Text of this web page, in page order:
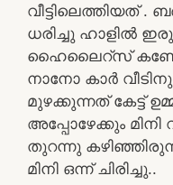
വീട്ടിലെത്തിയത്
ധരിച്ചു ഹാളിൽ
ഹൈലൈറ്സ്
നാനോ കാർ
മുഴക്കുന്നത് കേട്ട്
അപ്പോഴേക്കും മിനി
തുറന്നു
മിനി ഒന്ന് ചിരിച്ചു..